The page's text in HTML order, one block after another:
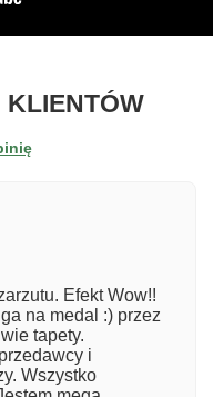
KLIENTÓWO
Efekt Wow!!
na medal :) przez
tapety.
i
Wszystko